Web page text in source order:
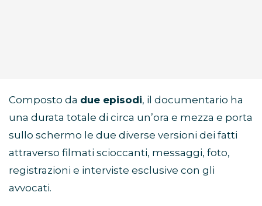
Composto da due episodi, il documentario ha
una durata totale di circa un’ora e mezza e porta
sullo schermo le due diverse versioni dei fatti
attraverso filmati scioccanti, messaggi, foto,
registrazioni e interviste esclusive con gli
avvocati.